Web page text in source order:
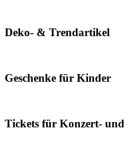
Deko- & Trendartikel
Geschenke für Kinder
Tickets für Konzert- und